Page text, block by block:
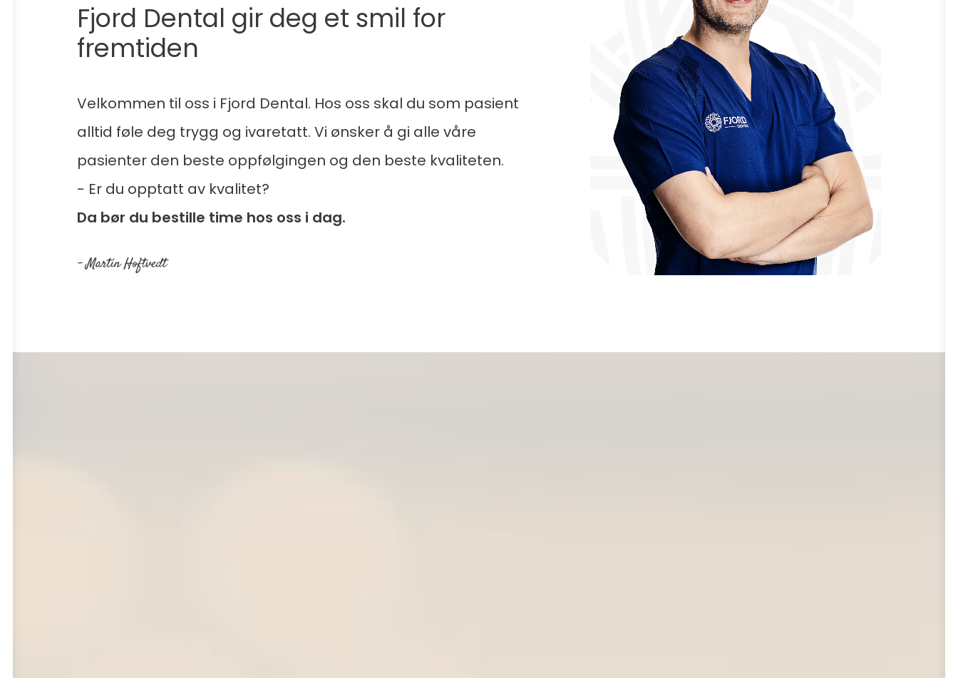
Fjord Dental gir deg et smil for
fremtiden
Velkommen til oss i Fjord Dental. Hos oss skal du som pasient
alltid føle deg trygg og ivaretatt. Vi ønsker å gi alle våre
pasienter den beste oppfølgingen og den beste kvaliteten.
- Er du opptatt av kvalitet?
Da bør du bestille time hos oss i dag.